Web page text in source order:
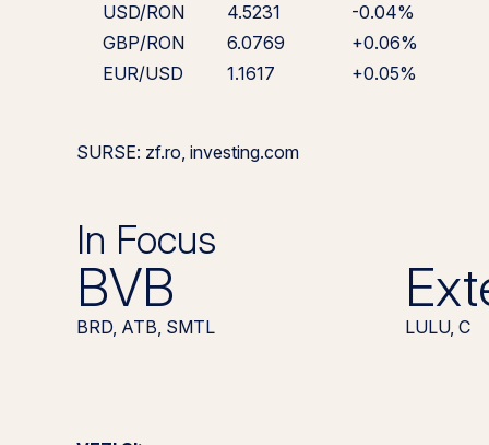
USD/RON
4.5231
-0.04%
GBP/RON
6.0769
+0.06%
EUR/USD
1.1617 +0.05%
SURSE: zf.ro, investing.com
In Focus
BVB
BRD, ATB, SMTL LULU, C